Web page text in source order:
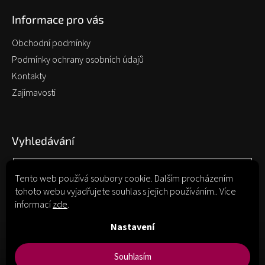
Tento web používá soubory cookie. Dalším procházením
tohoto webu vyjadřujete souhlas s jejich používáním.. Více
informacízde.
Nastavení
Souhlasím
Informace pro vás
Obchodní podmínky
Podmínky ochrany osobních údajů
Kontakty
Zajímavosti
Vyhledávání
Hledat